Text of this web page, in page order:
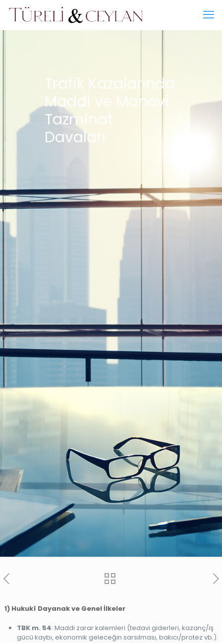
Trafik Kazalarında
Maddi ve Manevi
Tazminat
Davaları
1) Hukukî Dayanak ve Genel İlkeler
TBK m. 54: Maddi zarar kalemleri (tedavi giderleri, kazanç/iş
gücü kaybı, ekonomik geleceğin sarsılması, bakıcı/protez vb.).